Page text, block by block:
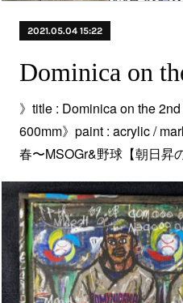
2021.05.04 15:22
Dominica on
》title : Dominica on the
600mm》paint : acrylic /
春〜MSOGr&野球【朝日